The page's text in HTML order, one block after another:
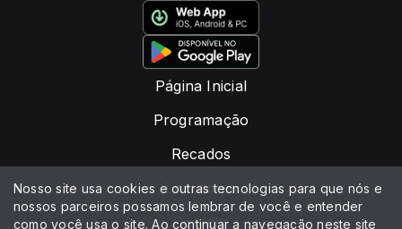
Página Inicial
Programação
Recados
Locutores
Contato
Nosso site usa cookies e outras tecnologias para que nós e
nossos parceiros possamos lembrar de você e entender
como você usa o site. Ao continuar a navegação neste site